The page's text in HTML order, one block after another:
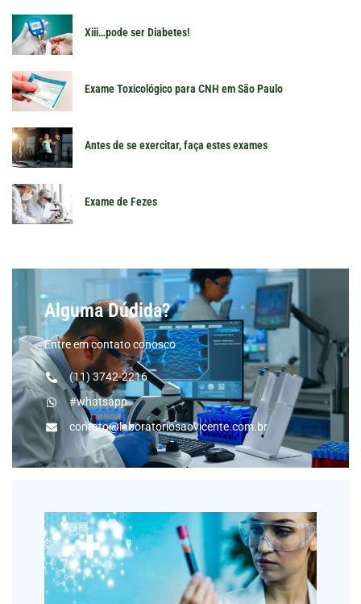
Xiii…pode ser Diabetes!
Exame Toxicológico para CNH em São Paulo
Antes de se exercitar, faça estes exames
Exame de Fezes
Alguma Dúdida?
Entre em contato conosco
(11) 3742-2216
#whatsapp
contato@laboratoriosaovicente.com.br